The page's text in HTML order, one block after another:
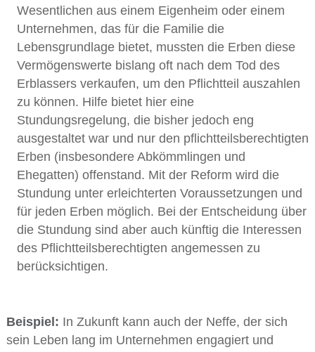
Wesentlichen aus einem Eigenheim oder einem
Unternehmen, das für die Familie die
Lebensgrundlage bietet, mussten die Erben diese
Vermögenswerte bislang oft nach dem Tod des
Erblassers verkaufen, um den Pflichtteil auszahlen
zu können. Hilfe bietet hier eine
Stundungsregelung, die bisher jedoch eng
ausgestaltet war und nur den pflichtteilsberechtigten
Erben (insbesondere Abkömmlingen und
Ehegatten) offenstand. Mit der Reform wird die
Stundung unter erleichterten Voraussetzungen und
für jeden Erben möglich. Bei der Entscheidung über
die Stundung sind aber auch künftig die Interessen
des Pflichtteilsberechtigten angemessen zu
berücksichtigen.
Beispiel: In Zukunft kann auch der Neffe, der sich
sein Leben lang im Unternehmen engagiert und